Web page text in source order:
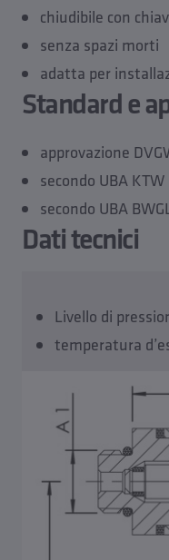
chiudibile con
senza spazi morti
adatta per
Standard e
approvazione
secondo UBA KTW
secondo UBA
Dati tecnici
Livello di
temperatura